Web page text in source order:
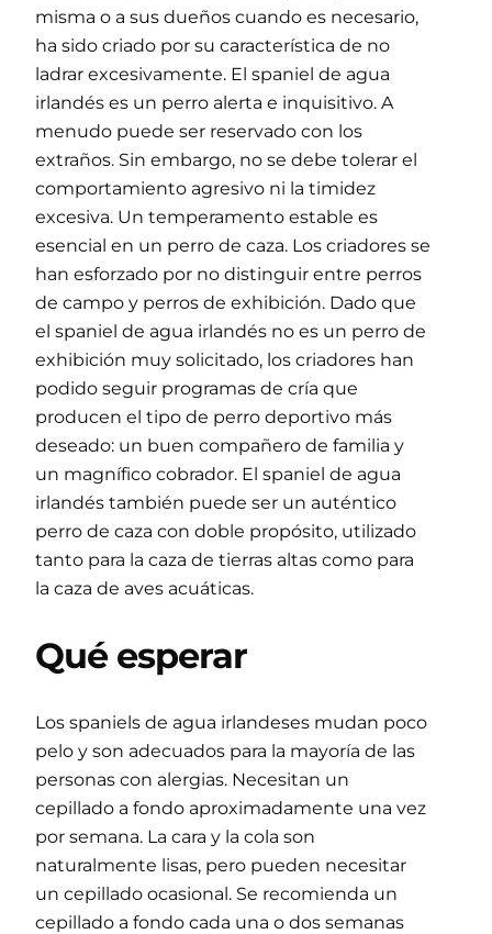
misma o a sus dueños cuando es necesario,
ha sido criado por su característica de no
ladrar excesivamente. El spaniel de agua
irlandés es un perro alerta e inquisitivo. A
menudo puede ser reservado con los
extraños. Sin embargo, no se debe tolerar el
comportamiento agresivo ni la timidez
excesiva. Un temperamento estable es
esencial en un perro de caza. Los criadores se
han esforzado por no distinguir entre perros
de campo y perros de exhibición. Dado que
el spaniel de agua irlandés no es un perro de
exhibición muy solicitado, los criadores han
podido seguir programas de cría que
producen el tipo de perro deportivo más
deseado: un buen compañero de familia y
un magnífico cobrador. El spaniel de agua
irlandés también puede ser un auténtico
perro de caza con doble propósito, utilizado
tanto para la caza de tierras altas como para
la caza de aves acuáticas.
Qué esperar
Los spaniels de agua irlandeses mudan poco
pelo y son adecuados para la mayoría de las
personas con alergias. Necesitan un
cepillado a fondo aproximadamente una vez
por semana. La cara y la cola son
naturalmente lisas, pero pueden necesitar
un cepillado ocasional. Se recomienda un
cepillado a fondo cada una o dos semanas